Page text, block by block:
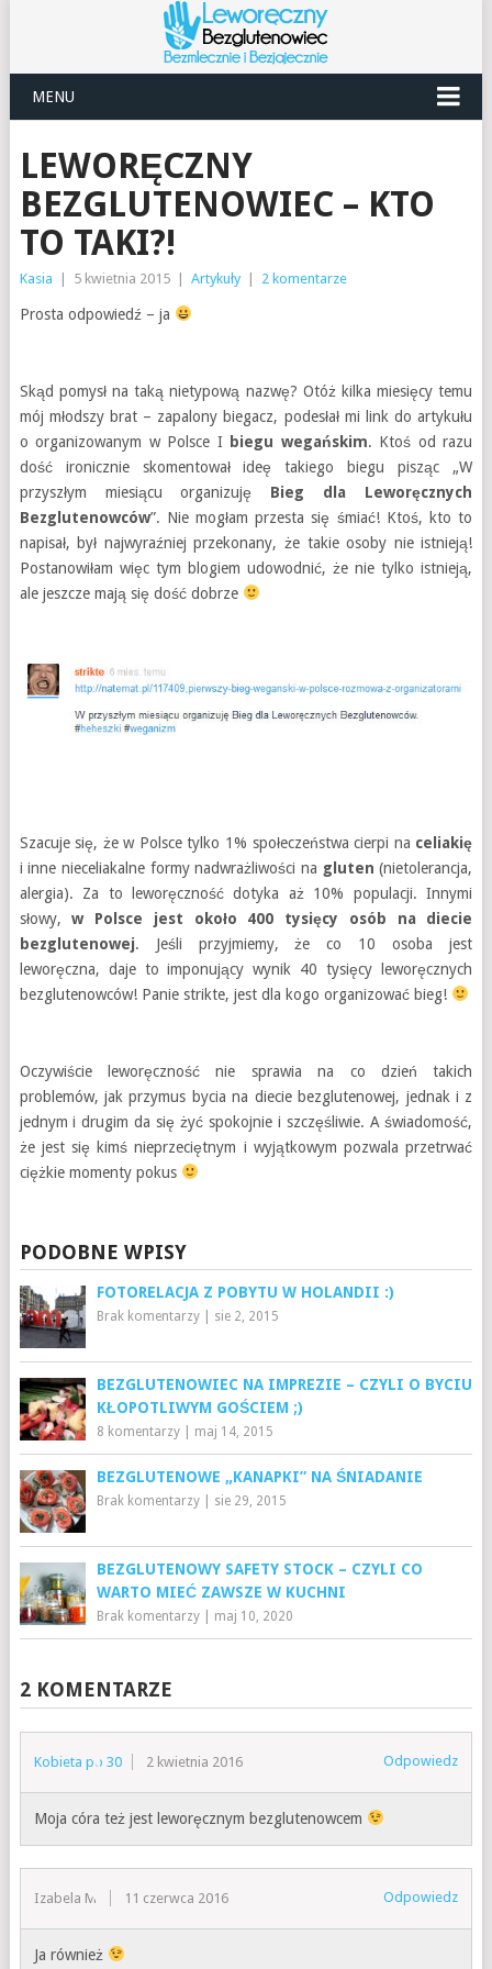
MENU
LEWORĘCZNY
BEZGLUTENOWIEC – KTO
TO TAKI?!
Kasia 5 kwietnia 2015 Artykuły 2 komentarze
Prosta odpowiedź – ja
Skąd pomysł na taką nietypową nazwę? Otóż kilka miesięcy temu
mój młodszy brat – zapalony biegacz, podesłał mi link do artykułu
o organizowanym w Polsce I biegu wegańskim. Ktoś od razu
dość ironicznie skomentował ideę takiego biegu pisząc „W
przyszłym miesiącu organizuję Bieg dla Leworęcznych
Bezglutenowców”. Nie mogłam przesta się śmiać! Ktoś, kto to
napisał, był najwyraźniej przekonany, że takie osoby nie istnieją!
Postanowiłam więc tym blogiem udowodnić, że nie tylko istnieją,
ale jeszcze mają się dość dobrze
Szacuje się, że w Polsce tylko 1% społeczeństwa cierpi na celiakię
i inne nieceliakalne formy nadwrażliwości na gluten (nietolerancja,
alergia). Za to leworęczność dotyka aż 10% populacji. Innymi
słowy,w Polsce jest około 400 tysięcy osób na diecie
bezglutenowej. Jeśli przyjmiemy, że co 10 osoba jest
leworęczna, daje to imponujący wynik 40 tysięcy leworęcznych
bezglutenowców! Panie strikte, jest dla kogo organizować bieg!
Oczywiście leworęczność nie sprawia na co dzień takich
problemów, jak przymus bycia na diecie bezglutenowej, jednak i z
jednym i drugim da się żyć spokojnie i szczęśliwie. A świadomość,
że jest się kimś nieprzeciętnym i wyjątkowym pozwala przetrwać
ciężkie momenty pokus
PODOBNE WPISY
FOTORELACJA Z POBYTU W HOLANDII :)
Brak komentarzy| sie 2, 2015
BEZGLUTENOWIEC NA IMPREZIE – CZYLI O BYCIU
KŁOPOTLIWYM GOŚCIEM ;)
8 komentarzy| maj 14, 2015
BEZGLUTENOWE „KANAPKI” NA ŚNIADANIE
Brak komentarzy| sie 29, 2015
BEZGLUTENOWY SAFETY STOCK – CZYLI CO
WARTO MIEĆ ZAWSZE W KUCHNI
Brak komentarzy| maj 10, 2020
2 KOMENTARZE
Kobieta po 30 2 kwietnia 2016 Odpowiedz
Moja córa też jest leworęcznym bezglutenowcem
Izabela M. 11 czerwca 2016 Odpowiedz
Ja również